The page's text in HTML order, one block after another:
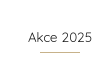
Akce 2025